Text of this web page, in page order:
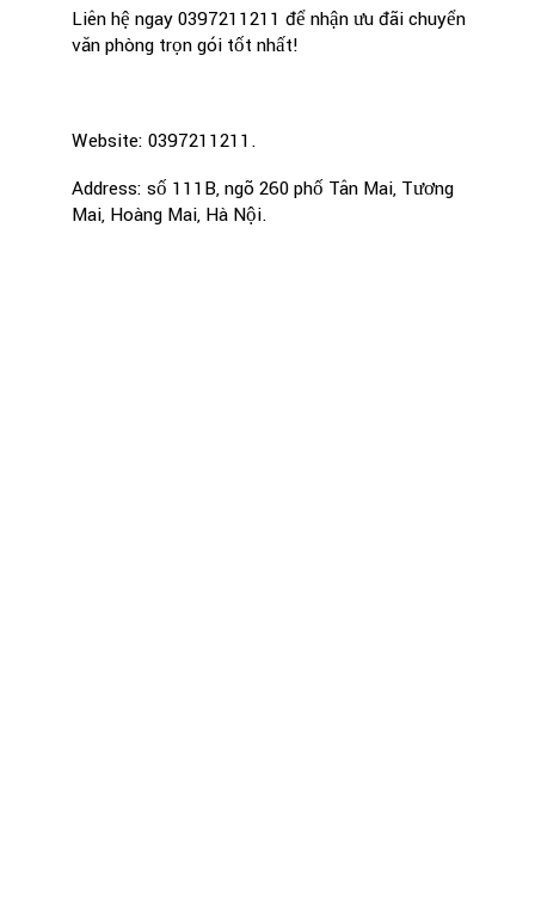
Liên hệ ngay 0397211211 để nhận ưu đãi chuyển
văn phòng trọn gói tốt nhất!
Website: 0397211211.
Address: số 111B, ngõ 260 phố Tân Mai, Tương
Mai, Hoàng Mai, Hà Nội.